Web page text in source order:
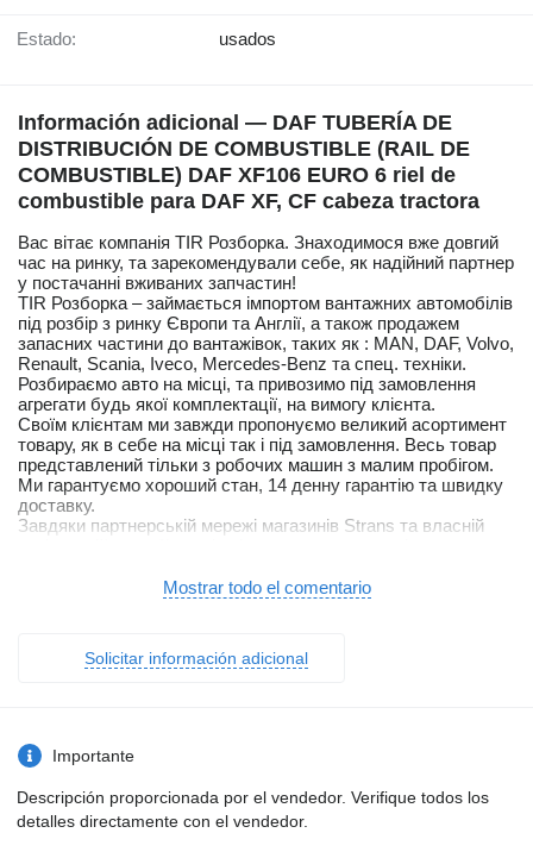
Estado: usados
Información adicional — DAF TUBERÍA DE
DISTRIBUCIÓN DE COMBUSTIBLE (RAIL DE
COMBUSTIBLE) DAF XF106 EURO 6 riel de
combustible para DAF XF, CF cabeza tractora
Вас вітає компанія TIR Розборка. Знаходимося вже довгий
час на ринку, та зарекомендували себе, як надійний партнер
у постачанні вживаних запчастин!
TIR Розборка – займається імпортом вантажних автомобілів
під розбір з ринку Європи та Англії, а також продажем
запасних частини до вантажівок, таких як : MAN, DAF, Volvo,
Renault, Scania, Iveco, Mercedes-Benz та спец. техніки.
Розбираємо авто на місці, та привозимо під замовлення
агрегати будь якої комплектації, на вимогу клієнта.
Своїм клієнтам ми завжди пропонуємо великий асортимент
товару, як в себе на місці так і під замовлення. Весь товар
представлений тільки з робочих машин з малим пробігом.
Ми гарантуємо хороший стан, 14 денну гарантію та швидку
доставку.
Завдяки партнерській мережі магазинів Strans та власній
Будемо раді довгостроковій співпраці, працюємо по
власне СТО, відділ по ремонту КПП та Редукторів,
Наш сайт mostrar contactos
mostrar contactos
Пропонуємо Вашій увазі
ПАЛИВОПРОВІД РОЗПОДІЛЬНИЙ (РЕЙКА ПАЛИВА) DAF
XF106 EURO 6 – ОРИГІНАЛ З РОЗБОРКИ
Mostrar todo el comentario
Solicitar información adicional
Importante
Descripción proporcionada por el vendedor. Verifique todos los
detalles directamente con el vendedor.